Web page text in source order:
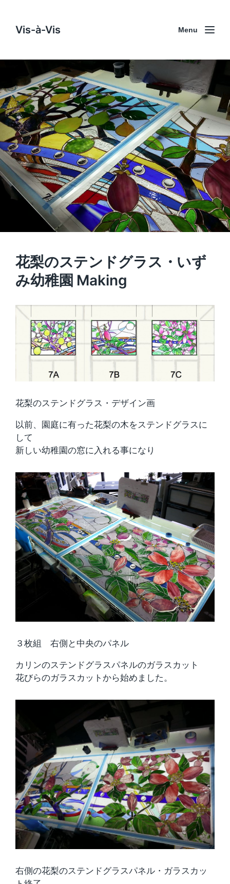
Vis-à-Vis Menu
花梨のステンドグラス・いず
み幼稚園 Making
花梨のステンドグラス・デザイン画
以前、園庭に有った花梨の木をステンドグラスに
して
新しい幼稚園の窓に入れる事になり
３枚組 右側と中央のパネル
カリンのステンドグラスパネルのガラスカット
花びらのガラスカットから始めました。
右側の花梨のステンドグラスパネル・ガラスカッ